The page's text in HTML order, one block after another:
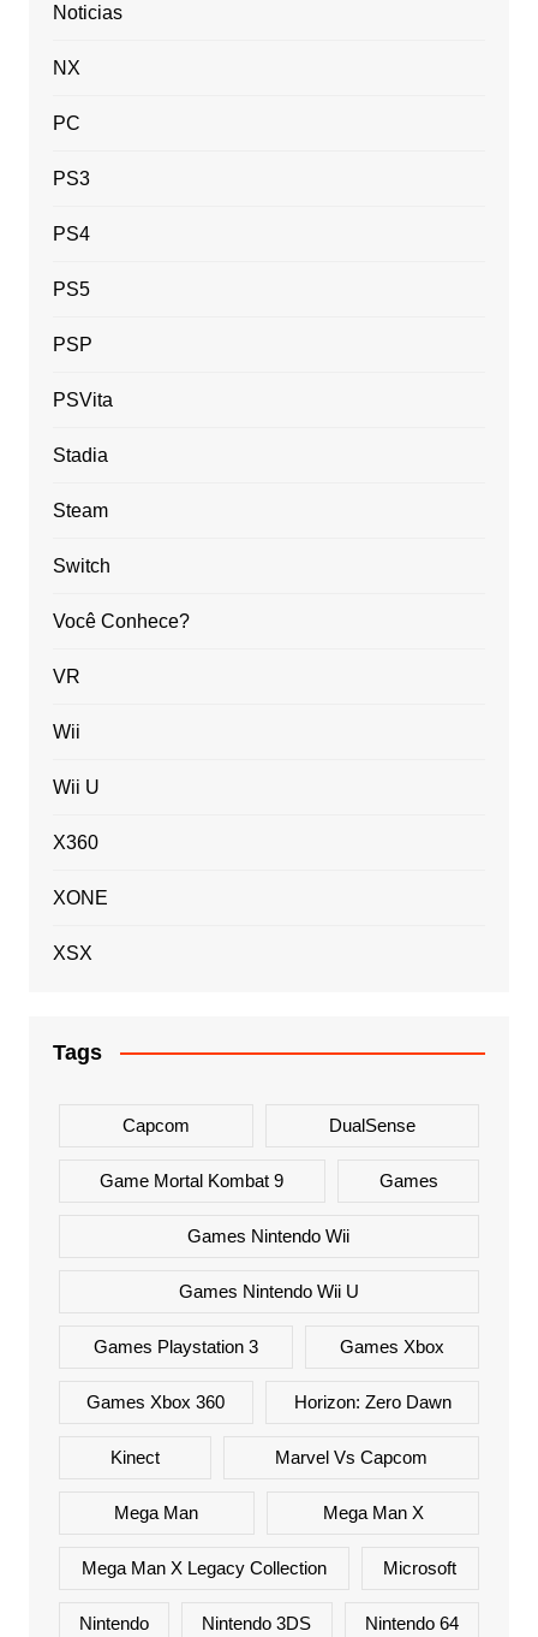
Noticias
NX
PC
PS3
PS4
PS5
PSP
PSVita
Stadia
Steam
Switch
Você Conhece?
VR
Wii
Wii U
X360
XONE
XSX
Tags
Capcom DualSense
Game Mortal Kombat 9 Games
Games Nintendo Wii
Games Nintendo Wii U
Games Playstation 3 Games Xbox
Games Xbox 360 Horizon: Zero Dawn
Kinect Marvel Vs Capcom
Mega Man Mega Man X
Mega Man X Legacy Collection Microsoft
Nintendo Nintendo 3DS Nintendo 64